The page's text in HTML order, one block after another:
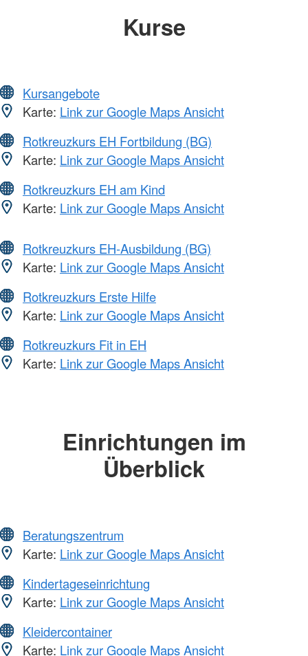
Kurse
Kursangebote
Karte: Link zur Google Maps Ansicht
Rotkreuzkurs EH Fortbildung (BG)
Karte: Link zur Google Maps Ansicht
Rotkreuzkurs EH am Kind
Karte: Link zur Google Maps Ansicht
Rotkreuzkurs EH-Ausbildung (BG)
Karte: Link zur Google Maps Ansicht
Rotkreuzkurs Erste Hilfe
Karte: Link zur Google Maps Ansicht
Rotkreuzkurs Fit in EH
Karte: Link zur Google Maps Ansicht
Einrichtungen im
Überblick
Beratungszentrum
Karte: Link zur Google Maps Ansicht
Kindertageseinrichtung
Karte: Link zur Google Maps Ansicht
Kleidercontainer
Karte: Link zur Google Maps Ansicht